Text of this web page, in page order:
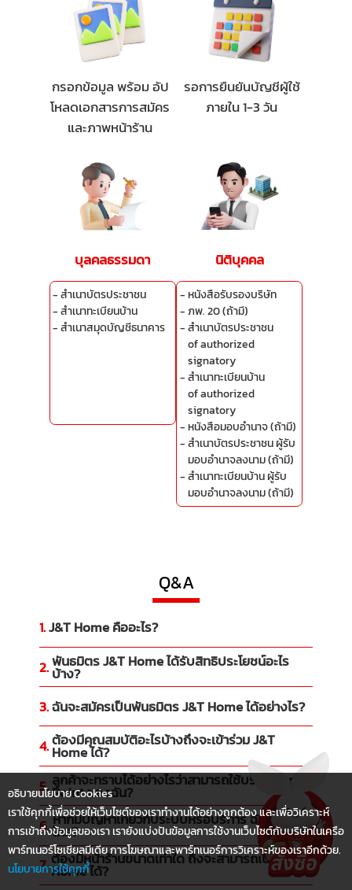
กรอกข้อมูล พร้อมอัป
โหลดเอกสารการสมัคร
และภาพหน้าร้าน
รอการยืนยันบัญชีผู้ใช้
ภายใน 1-3 วัน
บุลคลธรรมดา
สําเนาบัตรประชาชน
สำเนาทะเบียนบ้าน
สําเนาสมุดบัญชีธนาคาร
นิติบุคคล
หนังสือรับรองบริษัท
ภพ. 20 (ถ้ามี)
สําเนาบัตรประชาชน
of authorized
signatory
สำเนาทะเบียนบ้าน
of authorized
signatory
หนังสือมอบอำนาจ (ถ้ามี)
สำเนาบัตรประชาชน ผู้รับ
มอบอำนาจลงนาม (ถ้ามี)
สำเนาทะเบียนบ้าน ผู้รับ
มอบอำนาจลงนาม (ถ้ามี)
Q&A
1.J&T Home คืออะไร?
2.พันธมิตร J&T Home ได้รับสิทธิประโยชน์อะไร
บ้าง?
3.ฉันจะสมัครเป็นพันธมิตร J&T Home ได้อย่างไร?
4.ต้องมีคุณสมบัติอะไรบ้างถึงจะเข้าร่วม J&T
Home ได้?
5. ลูกค้าจะทราบได้อย่างไรว่าสามารถใช้บริการ Drop
Point ของฉัน?
6.หากมีปัญหาเกี่ยวกับระบบหรือบริการ ฉันจะติดต่อ
ใคร?
7.ต้องมีหน้าร้านขนาดเท่าใด ถึงจะสามารถเปิด J&T
Home ได้?
อธิบายนโยบาย Cookies
เราใช้คุกกี้เพื่อช่วยให้เว็บไซต์ของเราทำงานได้อย่างถูกต้อง และเพื่อวิเคราะห์
การเข้าถึงข้อมูลของเรา เรายังแบ่งปันข้อมูลการใช้งานเว็บไซต์กับบริษัทในเครือ
พาร์ทเนอร์โซเชียลมีเดีย การโฆษณาและพาร์ทเนอร์การวิเคราะห์ของเราอีกด้วย.
นโยบายการใช้คุกกี้